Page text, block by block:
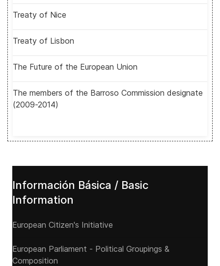
Treaty of Nice
Treaty of Lisbon
The Future of the European Union
The members of the Barroso Commission designate
(2009-2014)
Información Básica / Basic
Information
European Citizen's Initiative
European Parliament - Political Groupings &
Composition